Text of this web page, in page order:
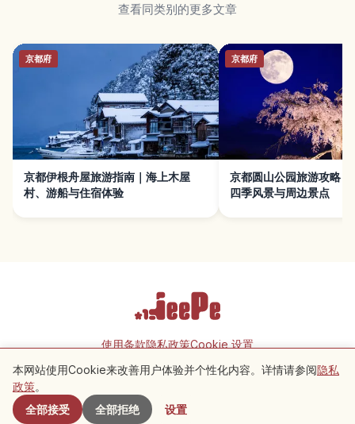
查看同类别的更多文章
京都府
京都伊根舟屋旅游指南｜海上木屋
村、游船与住宿体验
京都府
京都圆山公园旅游攻略｜
四季风景与周边景点
附近景点
使用条款隐私政策Cookie 设置
本网站使用Cookie来改善用户体验并个性化内容。详情请参阅隐私
政策。
全部接受
全部拒绝 设置